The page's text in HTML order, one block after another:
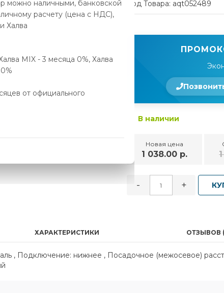
можно наличными, банковской
расчету (цена с НДС),
Халва
MIX - 3 месяца 0%, Халва
от официального
Код Товара: aqt052489
В наличии
Новая цена
1 038.00 р.
- +
ХАРАКТЕРИСТИКИ ОТЗЫВОВ
, Подключение: нижнее , Посадочное (межосевое)